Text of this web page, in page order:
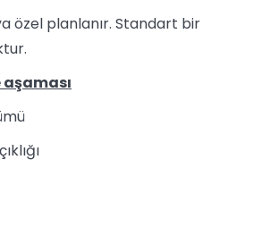
özel planlanır. Standart bir